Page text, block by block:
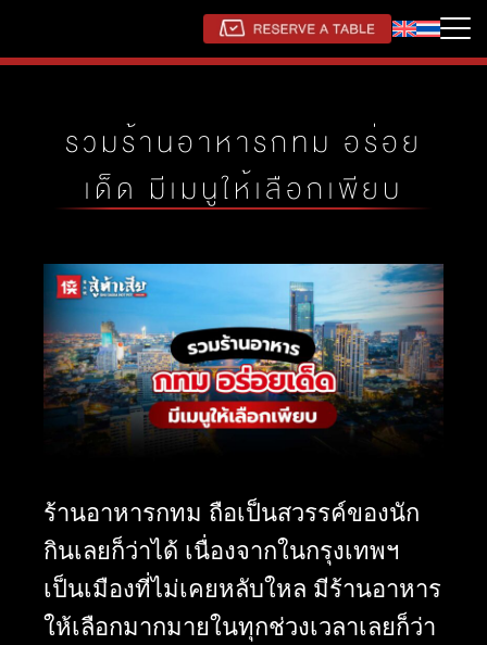
รวมร้านอาหารกทม อร่อย
เด็ด มีเมนูให้เลือกเพียบ
ร้านอาหารกทม ถือเป็นสวรรค์ของนัก
กินเลยก็ว่าได้ เนื่องจากในกรุงเทพฯ
เป็นเมืองที่ไม่เคยหลับใหล มีร้านอาหาร
ให้เลือกมากมายในทุกช่วงเวลาเลยก็ว่า